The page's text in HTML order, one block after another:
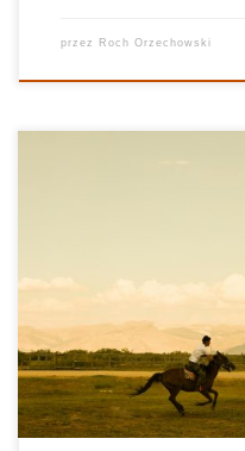
przez Roch Orzechowski
czytaniu. Tak to na ogół się
dzieckiem lub młodszym
prawdopodobieństwem